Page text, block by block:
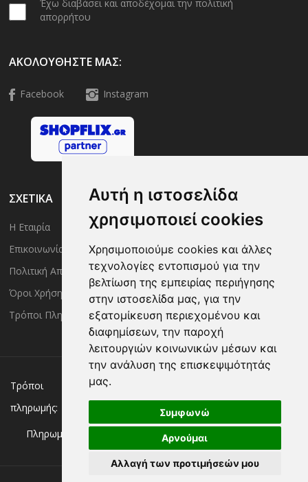
Αυτή η ιστοσελίδα
χρησιμοποιεί cookies
Χρησιμοποιούμε cookies και άλλες
τεχνολογίες εντοπισμού για την
βελτίωση της εμπειρίας περιήγησης
στην ιστοσελίδα μας, για την
εξατομίκευση περιεχομένου και
διαφημίσεων, την παροχή
λειτουργιών κοινωνικών μέσων και
την ανάλυση της επισκεψιμότητάς
μας.
Συμφωνώ
Αρνούμαι
Αλλαγή των προτιμήσεών μου
Έχω διαβάσει και αποδέχομαι την πολιτική
απορρήτου
ΑΚΟΛΟΥΘΉΣΤΕ ΜΑΣ:
Facebook Instagram
ΣΧΕΤΙΚΑ
Η Εταιρία
Επικοινωνία
Πολιτική Απορρήτου
Όροι Χρήσης
Τρόποι Πληρωμής
Είσοδος Μέλους
Έλεγχος Παραγγελίας
Τρόποι Αποστολής
Πολιτική Επιστροφών
Τρόποι
πληρωμής:
Χρεωστική/πιστωτική κάρτα
Κατάθεση σε Τράπεζα
Πληρωμή με: